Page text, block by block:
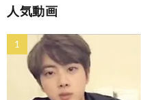
人気動画